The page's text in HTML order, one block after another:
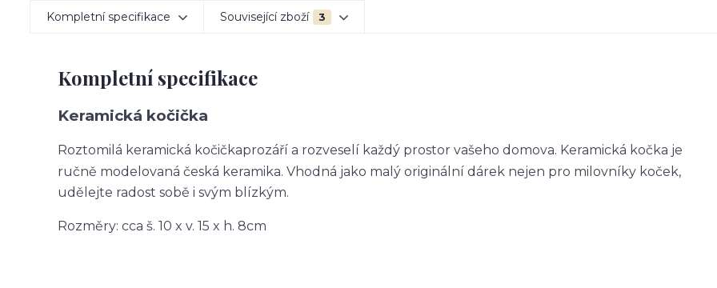
Kompletní specifikace Související zboží 3
Kompletní specifikace
Keramická kočička
Roztomilá keramická kočičkaprozáří a rozveselí každý prostor vašeho domova. Keramická kočka je
ručně modelovaná česká keramika. Vhodná jako malý originální dárek nejen pro milovníky koček,
udělejte radost sobě i svým blízkým.
Rozměry: cca š. 10 x v. 15 x h. 8cm